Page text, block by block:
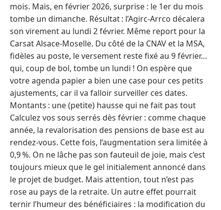
mois. Mais, en février 2026, surprise : le 1er du mois
tombe un dimanche. Résultat : l’Agirc-Arrco décalera
son virement au lundi 2 février. Même report pour la
Carsat Alsace-Moselle. Du côté de la CNAV et la MSA,
fidèles au poste, le versement reste fixé au 9 février…
qui, coup de bol, tombe un lundi ! On espère que
votre agenda papier a bien une case pour ces petits
ajustements, car il va falloir surveiller ces dates.
Montants : une (petite) hausse qui ne fait pas tout
Calculez vos sous serrés dès février : comme chaque
année, la revalorisation des pensions de base est au
rendez-vous. Cette fois, l’augmentation sera limitée à
0,9 %. On ne lâche pas son fauteuil de joie, mais c’est
toujours mieux que le gel initialement annoncé dans
le projet de budget. Mais attention, tout n’est pas
rose au pays de la retraite. Un autre effet pourrait
ternir l’humeur des bénéficiaires : la modification du